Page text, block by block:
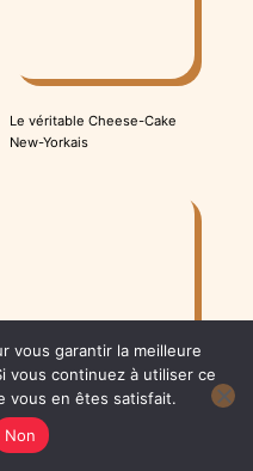
Le véritable Cheese-Cake
New-Yorkais
vous garantir la meilleure
vous continuez à utiliser ce
vous en êtes satisfait.
Non